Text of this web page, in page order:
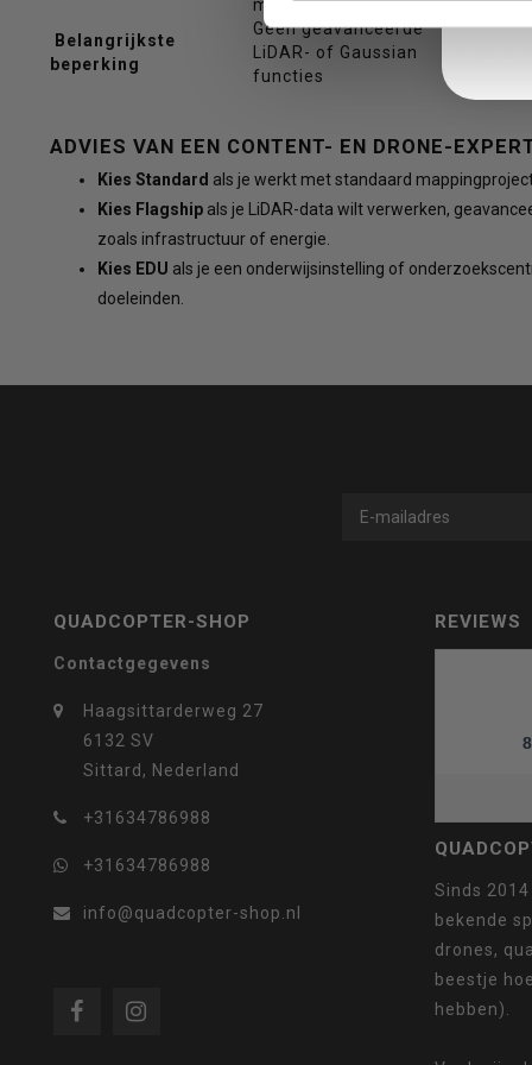
naar
mapping
Belangrijkste
beperking
Geen geavanceerde
LiDAR- of Gaussian
functies
ADVIES VAN EEN CONTENT- EN DRONE-
Kies Standard als je werkt met standaard
Kies Flagship als je LiDAR-data wilt verwerken,
zoals infrastructuur of energie.
Kies EDU als je een onderwijsinstelling of
doeleinden.
QUADCOPTER-SHOP
Contactgegevens
Haagsittarderweg 27
6132 SV
Sittard, Nederland
+31634786988
+31634786988
info@quadcopter-shop.nl
REVIEWS
Sinds
bekende
drones,
beestje
hebben).